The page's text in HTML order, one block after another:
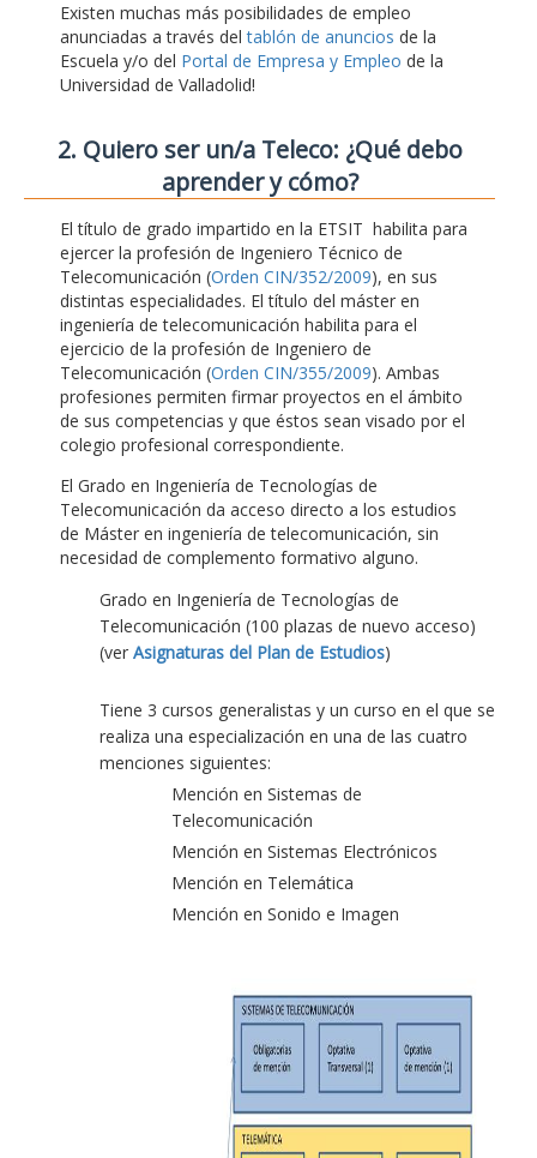
Existen muchas más posibilidades de empleo
anunciadas a través deltablón de anuncios de la
Escuela y/o del Portal de Empresa y Empleo de la
Universidad de Valladolid!
2. Quiero ser un/a Teleco: ¿Qué debo
aprender y cómo?
El título de grado impartido en la ETSIT habilita para
ejercer la profesión de Ingeniero Técnico de
Telecomunicación (Orden CIN/352/2009), en sus
distintas especialidades. El título del máster en
ingeniería de telecomunicación habilita para el
ejercicio de la profesión de Ingeniero de
Telecomunicación (Orden CIN/355/2009). Ambas
profesiones permiten firmar proyectos en el ámbito
de sus competencias y que éstos sean visado por el
colegio profesional correspondiente.
El Grado en Ingeniería de Tecnologías de
Telecomunicación da acceso directo a los estudios
de Máster en ingeniería de telecomunicación, sin
necesidad de complemento formativo alguno.
Grado en Ingeniería de Tecnologías de
Telecomunicación (100 plazas de nuevo acceso)
(ver Asignaturas del Plan de Estudios)
Tiene 3 cursos generalistas y un curso en el que se
realiza una especialización en una de las cuatro
menciones siguientes:
Mención en Sistemas de
Telecomunicación
Mención en Sistemas Electrónicos
Mención en Telemática
Mención en Sonido e Imagen